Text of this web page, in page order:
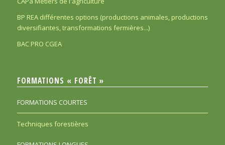
BP REA différentes options (productions animales, productions
diversifiantes, transformations fermières...)
BAC PRO CGEA
FORMATIONS « FORÊT »
FORMATIONS COURTES
Techniques forestières